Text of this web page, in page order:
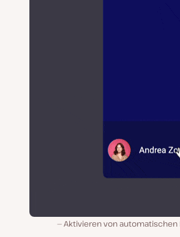
Aktivieren von automatischen